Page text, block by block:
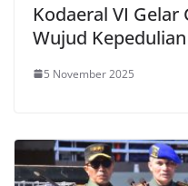
Kodaeral VI Gelar
Wujud
5 November 2025